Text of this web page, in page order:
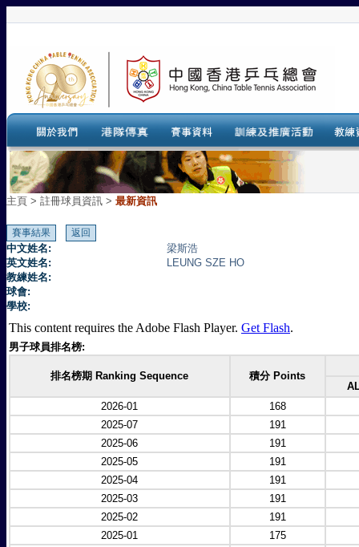
主頁 > 註冊球員資訊 > 最新資訊
中文姓名:
梁斯浩
英文姓名:
LEUNG SZE HO
教練姓名:
球會:
學校:
This content requires the Adobe Flash Player. Get Flash.
男子球員排名榜:
排名榜期 Ranking Sequence
積分 Points
2026-01
168
2025-07
191
2025-06
191
2025-05
191
2025-04
191
2025-03
191
2025-02
191
2025-01
175